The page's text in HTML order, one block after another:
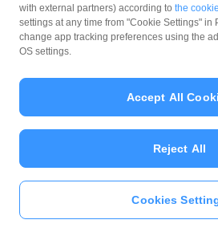
規約
ガイドライン
with external partners) according to the
settings at any time from "Cookie Settings" in
change app tracking preferences using the
OS settings.
Cookies
Reject All
Accept All